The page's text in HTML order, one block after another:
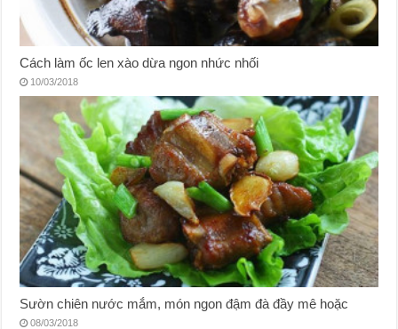
Cách làm ốc len xào dừa ngon nhức nhối
10/03/2018
Sườn chiên nước mắm, món ngon đậm đà đầy mê hoặc
08/03/2018